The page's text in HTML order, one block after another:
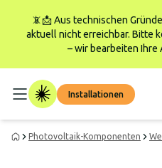
📵📩 Aus technischen
aktuell nicht erreichbar. Bitte
– wir bearbeiten
Installationen
Photovoltaik-Komponenten